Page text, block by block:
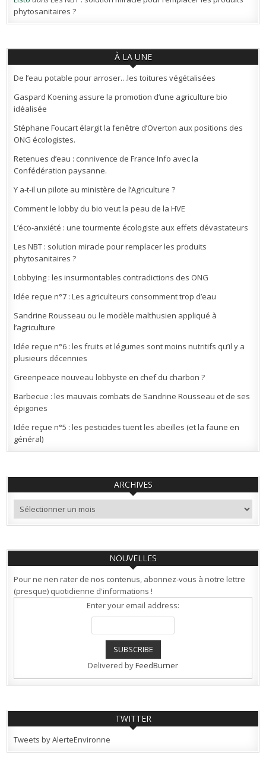
phytosanitaires ?
À LA UNE
De l’eau potable pour arroser…les toitures végétalisées
Gaspard Koening assure la promotion d’une agriculture bio
idéalisée
Stéphane Foucart élargit la fenêtre d’Overton aux positions des
ONG écologistes.
Retenues d’eau : connivence de France Info avec la
Confédération paysanne.
Y a-t-il un pilote au ministère de l’Agriculture ?
Comment le lobby du bio veut la peau de la HVE
L’éco-anxiété : une tourmente écologiste aux effets dévastateurs
Les NBT : solution miracle pour remplacer les produits
phytosanitaires ?
Lobbying : les insurmontables contradictions des ONG
Idée reçue n°7 : Les agriculteurs consomment trop d’eau
Sandrine Rousseau ou le modèle malthusien appliqué à
l’agriculture
Idée reçue n°6 : les fruits et légumes sont moins nutritifs qu’il y a
plusieurs décennies
Greenpeace nouveau lobbyste en chef du charbon ?
Barbecue : les mauvais combats de Sandrine Rousseau et de ses
épigones
Idée reçue n°5 : les pesticides tuent les abeilles (et la faune en
général)
ARCHIVES
Archives
NOUVELLES
Pour ne rien rater de nos contenus, abonnez-vous à notre lettre
(presque) quotidienne d'informations !
Enter your email address:
Delivered byFeedBurner
TWITTER
Tweets by AlerteEnvironne